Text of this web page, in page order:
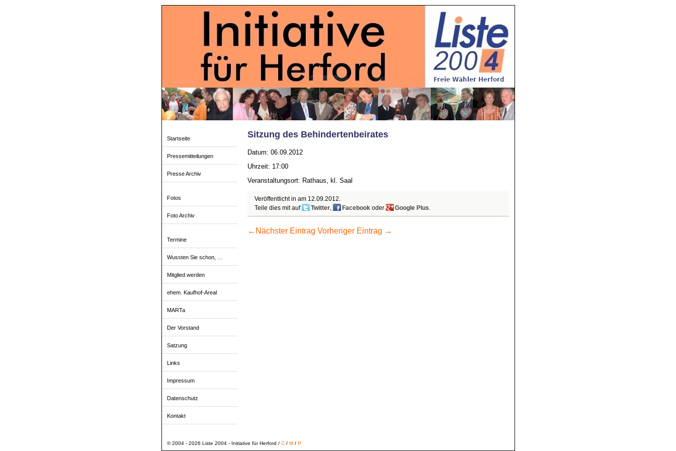
Startseite
Pressemitteilungen
Presse Archiv
Fotos
Foto Archiv
Termine
Wussten Sie schon, …
Mitglied werden
ehem. Kaufhof-Areal
MARTa
Der Vorstand
Satzung
Links
Impressum
Datenschutz
Kontakt
Sitzung des Behindertenbeirates
Datum: 06.09.2012
Uhrzeit: 17:00
Veranstaltungsort: Rathaus, kl. Saal
Veröffentlicht in am 12.09.2012
Teile dies mit auf
Twitter, Facebookoder Google Plus
← Nächster Eintrag Vorheriger Eintrag →
© 2004 - 2026 Liste 2004 - Initiative für Herford / C/ M/ P